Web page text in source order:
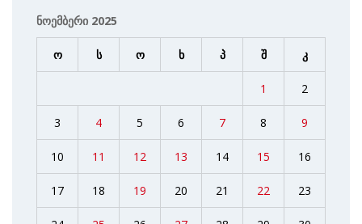
ნოემბერი 2025
ო ს ო ხ პ შ კ
1 2
3 4 5 6 7 8 9
10 11 12 13 14 15 16
17 18 19 20 21 22 23